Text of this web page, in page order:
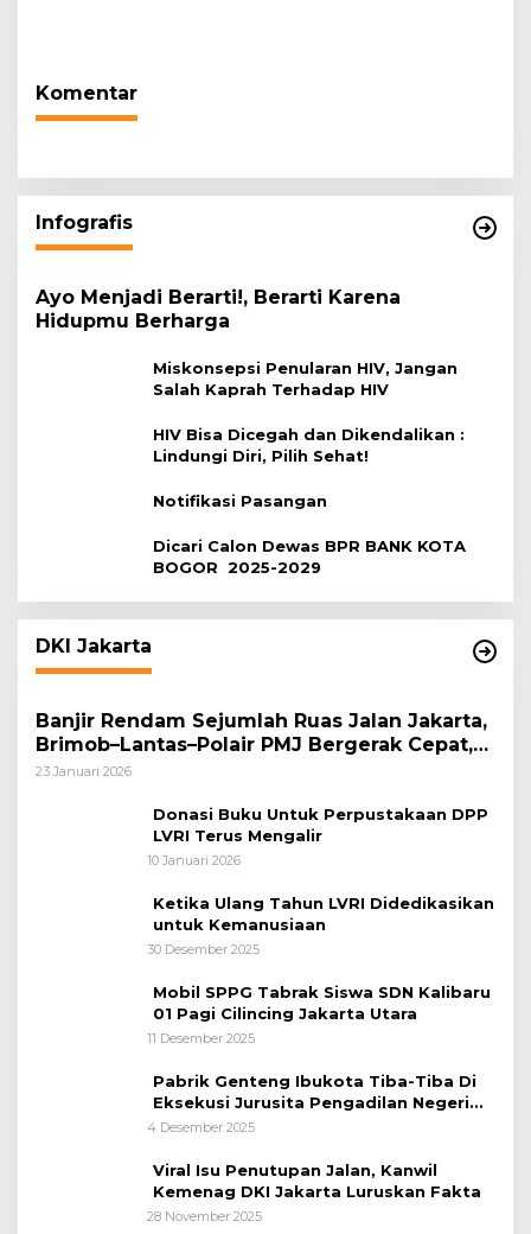
Komentar
Infografis
Ayo Menjadi Berarti!, Berarti Karena
Hidupmu Berharga
Miskonsepsi Penularan HIV, Jangan
Salah Kaprah Terhadap HIV
HIV Bisa Dicegah dan Dikendalikan :
Lindungi Diri, Pilih Sehat!
Notifikasi Pasangan
Dicari Calon Dewas BPR BANK KOTA
BOGOR 2025-2029
DKI Jakarta
Banjir Rendam Sejumlah Ruas Jalan Jakarta,
Brimob–Lantas–Polair PMJ Bergerak Cepat,
Polri Siagakan 128.247 Personel Secara
23 Januari 2026
Donasi Buku Untuk Perpustakaan DPP
LVRI Terus Mengalir
10 Januari 2026
Ketika Ulang Tahun LVRI Didedikasikan
untuk Kemanusiaan
30 Desember 2025
Mobil SPPG Tabrak Siswa SDN Kalibaru
01 Pagi Cilincing Jakarta Utara
11 Desember 2025
Pabrik Genteng Ibukota Tiba-Tiba Di
Eksekusi Jurusita Pengadilan Negeri
Tangerang, Diduga Cacat Hukum Sejak
4 Desember 2025
Viral Isu Penutupan Jalan, Kanwil
Kemenag DKI Jakarta Luruskan Fakta
28 November 2025